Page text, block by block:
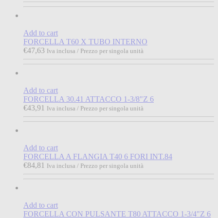
Add to cart
FORCELLA T60 X TUBO INTERNO
€47,63 Iva inclusa / Prezzo per singola unità
Add to cart
FORCELLA 30.41 ATTACCO 1-3/8"Z 6
€43,91 Iva inclusa / Prezzo per singola unità
Add to cart
FORCELLA A FLANGIA T40 6 FORI INT.84
€84,81 Iva inclusa / Prezzo per singola unità
Add to cart
FORCELLA CON PULSANTE T80 ATTACCO 1-3/4"Z 6